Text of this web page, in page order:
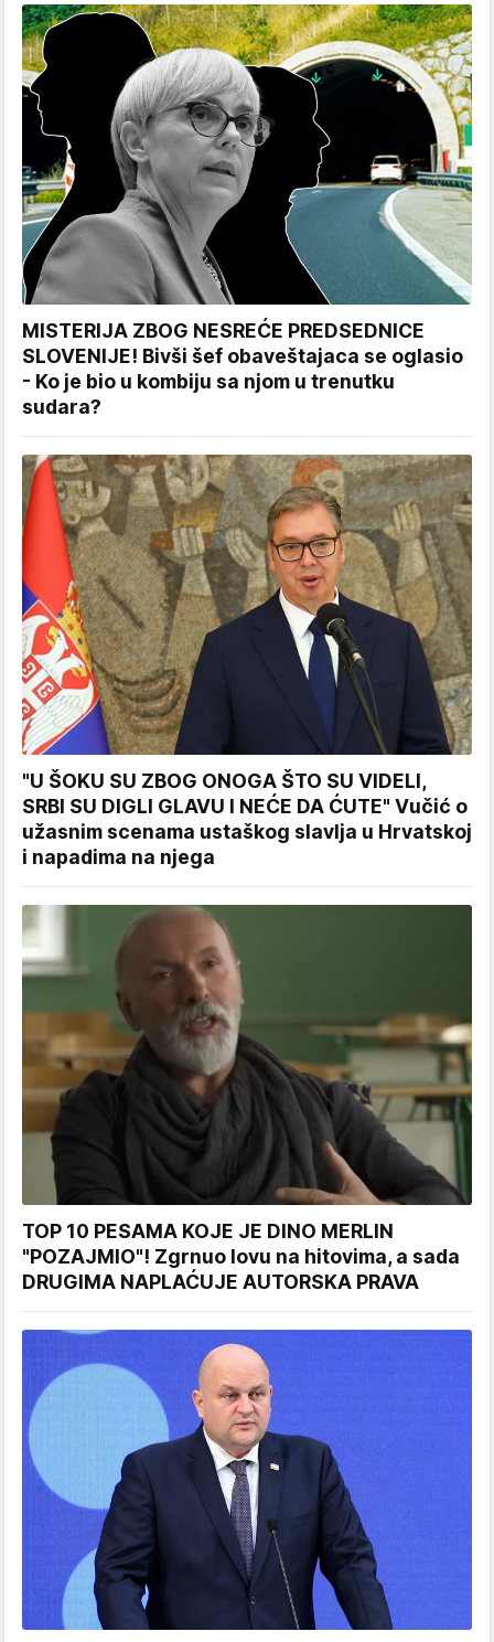
MISTERIJA ZBOG NESREĆE PREDSEDNICE
SLOVENIJE! Bivši šef obaveštajaca se oglasio
- Ko je bio u kombiju sa njom u trenutku
sudara?
"U ŠOKU SU ZBOG ONOGA ŠTO SU VIDELI,
SRBI SU DIGLI GLAVU I NEĆE DA ĆUTE" Vučić o
užasnim scenama ustaškog slavlja u Hrvatskoj
i napadima na njega
TOP 10 PESAMA KOJE JE DINO MERLIN
"POZAJMIO"! Zgrnuo lovu na hitovima, a sada
DRUGIMA NAPLAĆUJE AUTORSKA PRAVA